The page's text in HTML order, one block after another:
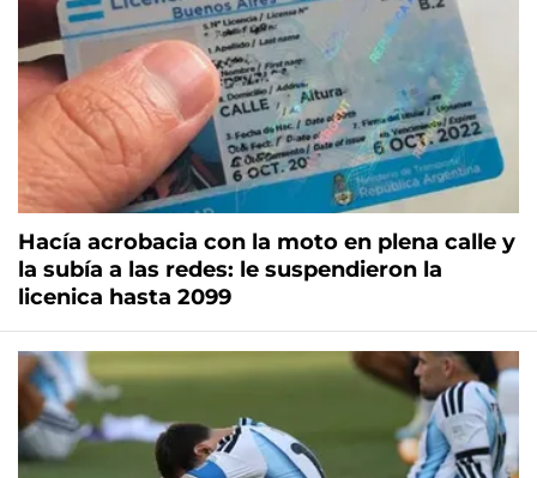
Hacía acrobacia con la moto en plena calle y
la subía a las redes: le suspendieron la
licenica hasta 2099